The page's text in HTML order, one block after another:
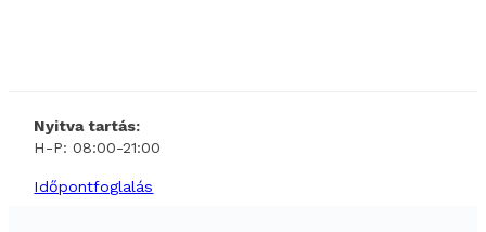
Nyitva tartás:
H-P: 08:00-21:00
Időpontfoglalás